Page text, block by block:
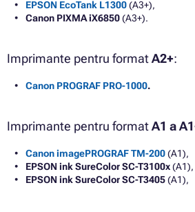
EPSON EcoTank L1300(A3+),
Canon PIXMA iX6850(A3+).
Imprimante pentru formatA2+:
Canon PROGRAF PRO-1000.
Imprimante pentru formatA1 a
Canon imagePROGRAF TM-200(A1),
EPSON ink SureColor SC-T3100x(A1),
EPSON ink SureColor SC-T3405(A1),